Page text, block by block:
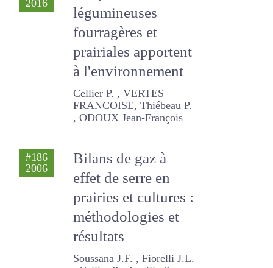
#226
Ce que les
légumineuses
fourragères et
prairiales apportent
à l'environnement
Cellier P. , VERTES
FRANCOISE, Thiébeau P. ,
ODOUX Jean-François
#186
Bilans de gaz à
effet de serre en
prairies et cultures
: méthodologies et
résultats